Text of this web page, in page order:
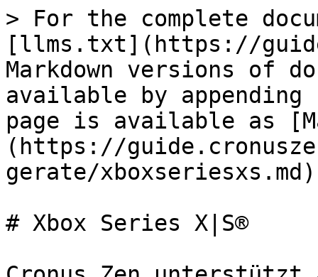
> For the complete
[llms.txt](https://
Markdown versions of
available by
page is available as
(https://
gerate/
# Xbox Series X|S®